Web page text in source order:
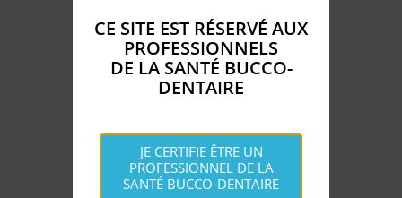
CE SITE EST RÉSERVÉ AUX
PROFESSIONNELS
DE LA SANTÉ BUCCO-
DENTAIRE
JE CERTIFIE ÊTRE UN
PROFESSIONNEL DE LA
SANTÉ BUCCO-DENTAIRE